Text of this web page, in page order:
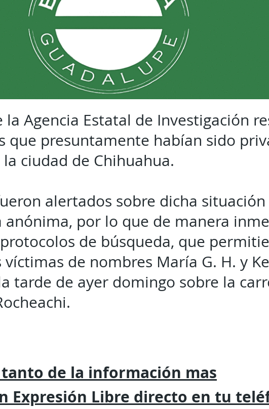
la Agencia Estatal de Investigación
que presuntamente habían sido
ciudad de Chihuahua.
alertados sobre dicha
anónima, por lo que de manera
de búsqueda, que
víctimas de nombres María G. H. y
tarde de ayer domingo sobre la
de la información mas
Expresión Libre directo en tu